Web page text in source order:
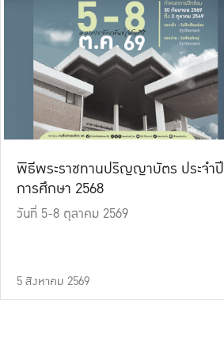
พิธีพระราชทานปริญญาบัตร ประจำปี
การศึกษา 2568
วันที่ 5-8 ตุลาคม 2569
5 สิงหาคม 2569